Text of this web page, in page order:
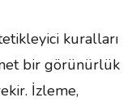
kuralları
bir görünürlük
İzleme,